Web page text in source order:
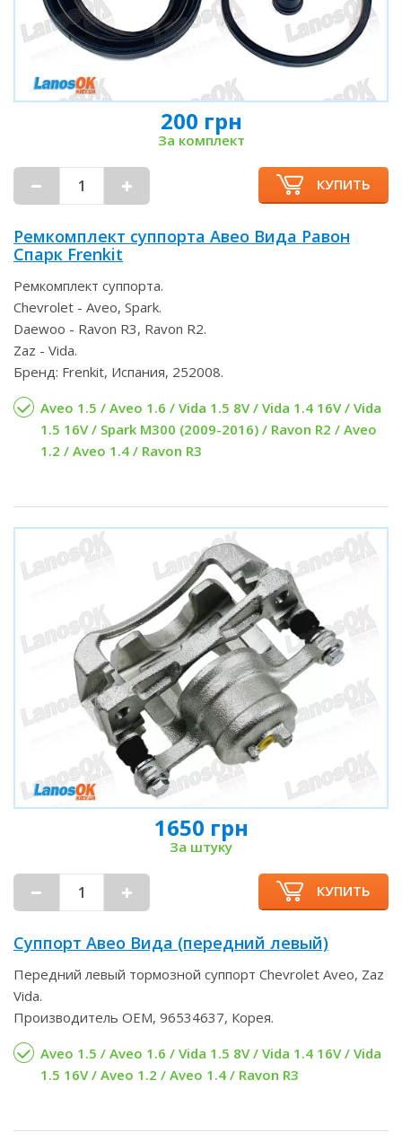
200 грн
За комплект
КУПИТЬ
Ремкомплект суппорта Авео Вида Равон
Спарк Frenkit
Ремкомплект суппорта.
Chevrolet - Aveo, Spark.
Daewoo - Ravon R3, Ravon R2.
Zaz - Vida.
Бренд: Frenkit, Испания, 252008.
Aveo 1.5 / Aveo 1.6 / Vida 1.5 8V / Vida 1.4 16V / Vida
1.5 16V / Spark M300 (2009-2016) / Ravon R2 / Aveo
1.2 / Aveo 1.4 / Ravon R3
1650 грн
За штуку
КУПИТЬ
Суппорт Авео Вида (передний левый)
Передний левый тормозной суппорт Chevrolet Aveo, Zaz
Vida.
Производитель OEM, 96534637, Корея.
Aveo 1.5 / Aveo 1.6 / Vida 1.5 8V / Vida 1.4 16V / Vida
1.5 16V / Aveo 1.2 / Aveo 1.4 / Ravon R3